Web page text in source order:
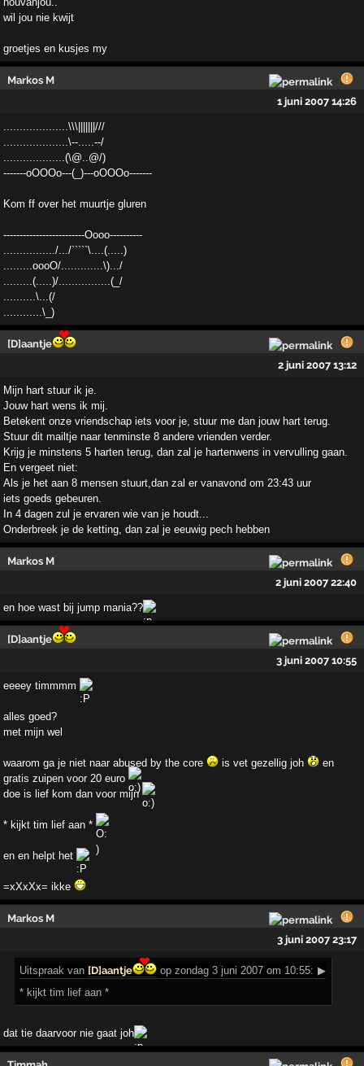
wil jou nie kwijt
groetjes en kusjes my
Markos M
1 juni 2007 14:26
....................\\\|||||||///
....................\--.....--/
...................(\@..@/)
-------oOOOo---(_)---oOOOo-------
Kom ff over het muurtje gluren
-------------------------Oooo----------
................/.../`````\....(.....)
.........oooO/.............\).../
.........(.....)/................(_/
..........\...(/
............\_)
[D]aantje
2 juni 2007 13:12
Mijn hart stuur ik je.
Jouw hart wens ik mij.
Betekent onze vriendschap iets voor je, stuur me dan jouw hart terug.
Stuur dit mailtje naar tenminste 8 andere vrienden verder.
Krijg je minstens 5 harten terug, dan zal je hartenwens in vervulling gaan.
En vergeet niet:
Als je het aan 8 mensen stuurt,dan zal er vanavond om 23:43 uur
iets goeds gebeuren.
In 4 dagen zul je ervaren wie van je houdt...
Onderbreek je de ketting, dan zal je eeuwig pech hebben
Markos M
2 juni 2007 22:40
en hoe wast bij jump mania??
[D]aantje
3 juni 2007 10:55
eeeey timmmm
alles goed?
met mijn wel
waarom ga je niet naar abused by the core is vet gezellig joh
en
gratis zuipen voor 20 euro
doe is lief kom dan voor mijn
* kijkt tim lief aan *
en en helpt het
=xXxXx= ikke
Markos M
3 juni 2007 23:17
Uitspraak van [D]aantje op zondag 3 juni 2007 om 10:55: ▶
* kijkt tim lief aan *
dat tie daarvoor nie gaat joh